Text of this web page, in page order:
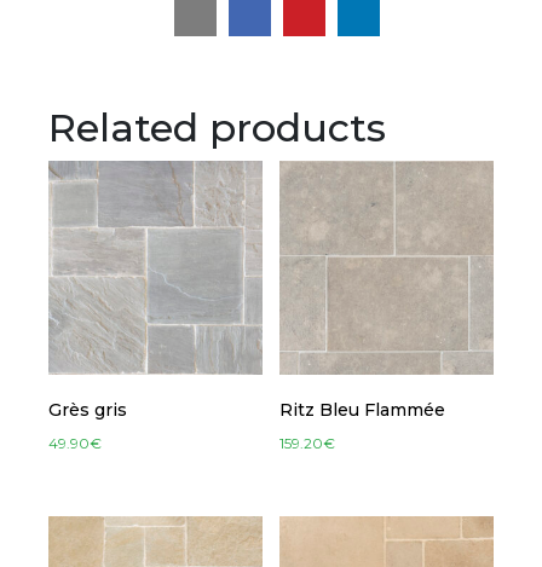
Related products
Grès gris
49.90€
Ritz Bleu Flammée
159.20€